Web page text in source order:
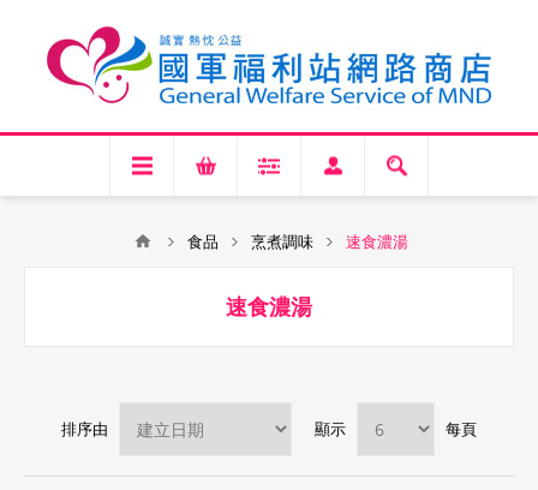
食品 烹煮調味 速食濃湯
速食濃湯
排序由 顯示 每頁